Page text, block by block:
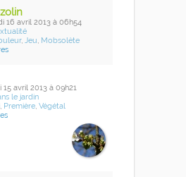
16 avril 2013 à 06h54
, Jeu, Mobsolète
15 avril 2013 à 09h21
le jardin
, Première, Végétal